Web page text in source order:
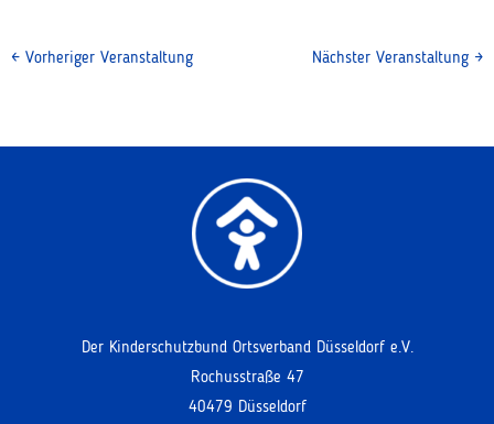
←Vorheriger Veranstaltung Nächster Veranstaltung →
Der Kinderschutzbund Ortsverband Düsseldorf e.V.
Rochusstraße 47
40479 Düsseldorf